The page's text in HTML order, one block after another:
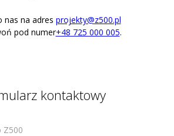
nas na adres projekty@z500.pl
pod numer+48 725 000 005.
kontaktowy
Z500